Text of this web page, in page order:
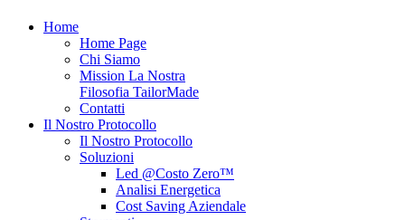
Home
Home Page
Chi Siamo
Mission La Nostra
Filosofia TailorMade
Contatti
Il Nostro Protocollo
Il Nostro Protocollo
Soluzioni
Led @Costo Zero™
Analisi Energetica
Cost Saving Aziendale